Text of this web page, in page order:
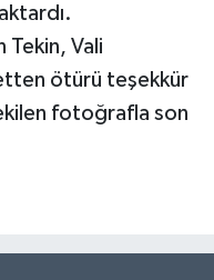
Tekin, Vali
ötürü teşekkür
fotoğrafla son